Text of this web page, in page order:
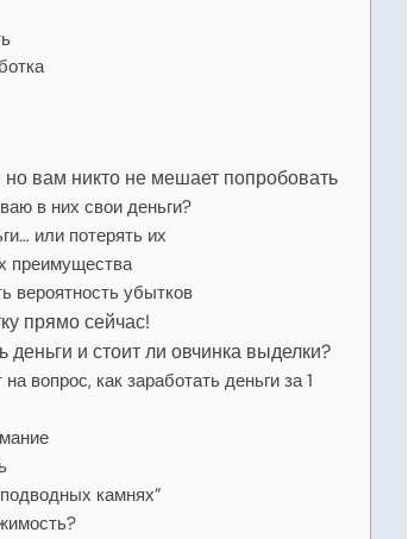
вам никто не мешает попробовать
в них свои деньги?
или потерять их
преимущества
вероятность убытков
прямо сейчас!
и стоит ли овчинка выделки?
вопрос, как заработать деньги за 1
камнях”